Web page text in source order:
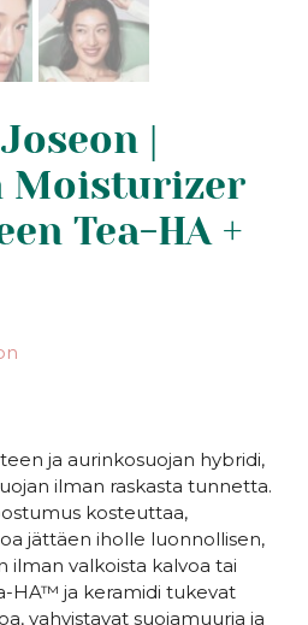
|
Moisturizer
Tea-HA +
ja aurinkosuojan hybridi,
ilman raskasta tunnetta.
kosteuttaa,
jättäen iholle luonnollisen,
valkoista kalvoa tai
HA™ ja keramidi tukevat
vahvistavat suojamuuria ja